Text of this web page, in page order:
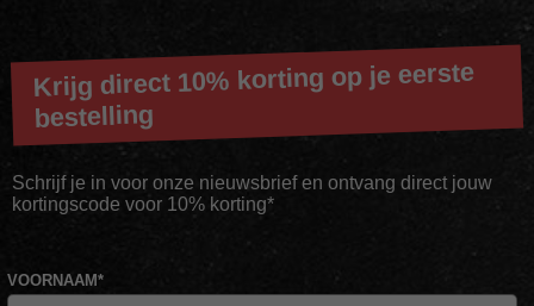
Krijg direct 10% korting op je eerste
bestelling
Schrijf je in voor onze nieuwsbrief en ontvang direct jouw
kortingscode voor 10% korting*
VOORNAAM*